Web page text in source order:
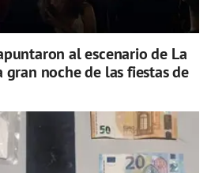
al escenario de La
noche de las fiestas de